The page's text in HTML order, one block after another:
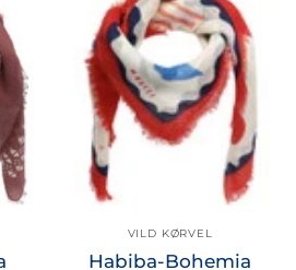
VILD KØRVEL
Habiba-Bohemia